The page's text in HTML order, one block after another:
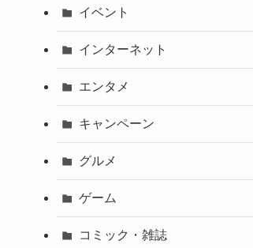
イベント
インターネット
エンタメ
キャンペーン
グルメ
ゲーム
コミック・雑誌